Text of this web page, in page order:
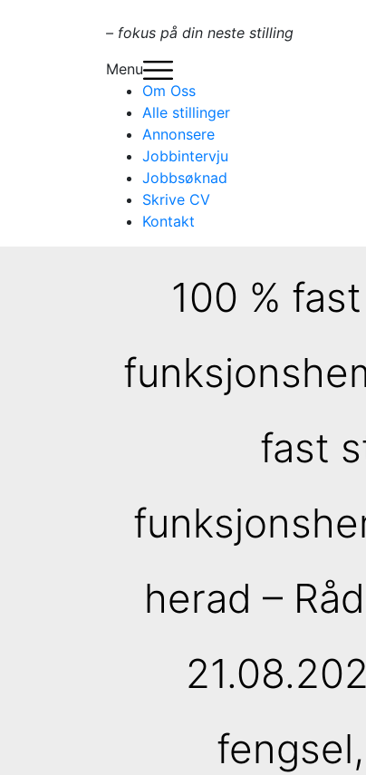
– fokus på din neste stilling
Menu
Om Oss
Alle stillinger
Annonsere
Jobbintervju
Jobbsøknad
Skrive CV
Kontakt
100 %
fast
herad –